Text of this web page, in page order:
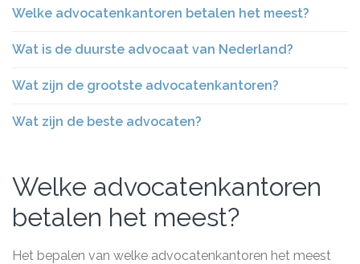
Welke advocatenkantoren betalen het meest?
Wat is de duurste advocaat van Nederland?
Wat zijn de grootste advocatenkantoren?
Wat zijn de beste advocaten?
Welke advocatenkantoren
betalen het meest?
Het bepalen van welke advocatenkantoren het meest